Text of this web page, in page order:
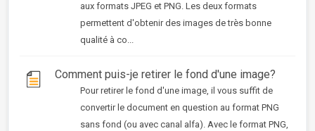
aux formats JPEG et PNG. Les deux formats
permettent d'obtenir des images de très bonne
qualité à co...
Comment puis-je retirer le fond d'une image?
Pour retirer le fond d'une image, il vous suffit de
convertir le document en question au format PNG
sans fond (ou avec canal alfa). Avec le format PNG,